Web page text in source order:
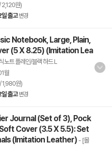
2,120원)
출고 변경
Notebook, Large, Plain,
(5 X 8.25) (Imitation Lea
노트 플레인/블랙 하드 L
월
1,980원)
출고 변경
Journal (Set of 3), Pock
Cover (3.5 X 5.5): Set
(Imitation Leather) - [몰